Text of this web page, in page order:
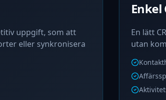
uppgift, som att
eller synkronisera
Enkel
En lätt
utan